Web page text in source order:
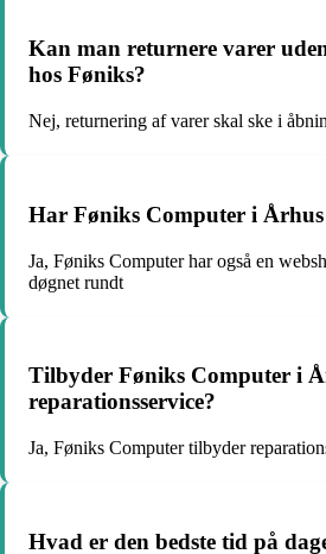
Kan man returnere varer
hos Føniks?
Nej, returnering af varer skal ske i
Har Føniks Computer i Århus
Ja, Føniks Computer har også en
døgnet rundt
Tilbyder Føniks Computer i
reparationsservice?
Ja, Føniks Computer tilbyder
Hvad er den bedste tid på